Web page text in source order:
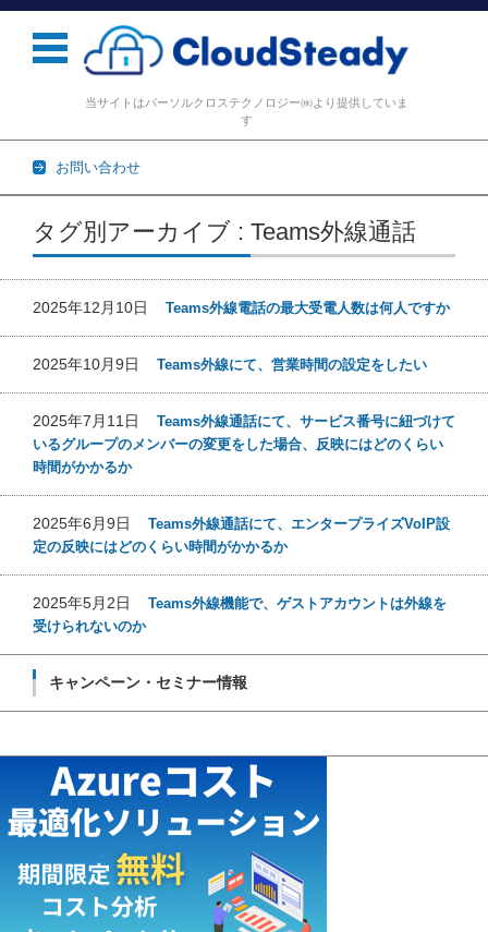
当サイトはパーソルクロステクノロジー㈱より提供していま
す
お問い合わせ
コンテンツに移動
タグ別アーカイブ : Teams外線通話
2025年12月10日 Teams外線電話の最大受電人数は何人ですか
2025年10月9日 Teams外線にて、営業時間の設定をしたい
2025年7月11日 Teams外線通話にて、サービス番号に紐づけて
いるグループのメンバーの変更をした場合、反映にはどのくらい
時間がかかるか
2025年6月9日 Teams外線通話にて、エンタープライズVoIP設
定の反映にはどのくらい時間がかかるか
2025年5月2日 Teams外線機能で、ゲストアカウントは外線を
受けられないのか
キャンペーン・セミナー情報